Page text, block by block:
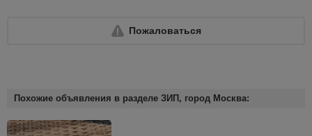
Пожаловаться
Похожие объявления в разделе ЗИП, город Москва: